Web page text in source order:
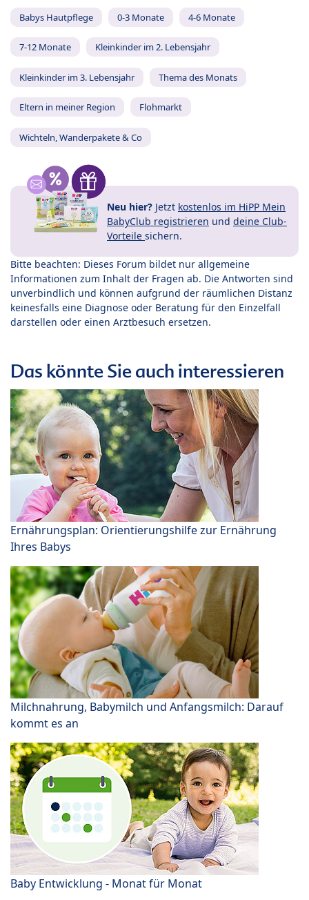
Babys Hautpflege 0-3 Monate 4-6 Monate
7-12 Monate Kleinkinder im 2. Lebensjahr
Kleinkinder im 3. Lebensjahr Thema des Monats
Eltern in meiner Region Flohmarkt
Wichteln, Wanderpakete & Co
Neu hier? Jetzt kostenlos im HiPP Mein
BabyClub registrieren und deine Club-
Vorteile sichern.
Bitte beachten: Dieses Forum bildet nur allgemeine
Informationen zum Inhalt der Fragen ab. Die Antworten sind
unverbindlich und können aufgrund der räumlichen Distanz
keinesfalls eine Diagnose oder Beratung für den Einzelfall
darstellen oder einen Arztbesuch ersetzen.
Das könnte Sie auch interessieren
Ernährungsplan: Orientierungshilfe zur Ernährung
Ihres Babys
Milchnahrung, Babymilch und Anfangsmilch: Darauf
kommt es an
Baby Entwicklung - Monat für Monat